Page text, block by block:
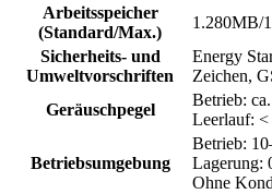
Arbeitsspeicher
(Standard/Max.)
1.280MB/
Sicherheits- und
Umweltvorschriften
Energy
Zeichen,
Geräuschpegel
Betrieb:
Leerlauf:
Betriebsumgebung
Betrieb:
Lagerung:
Ohne